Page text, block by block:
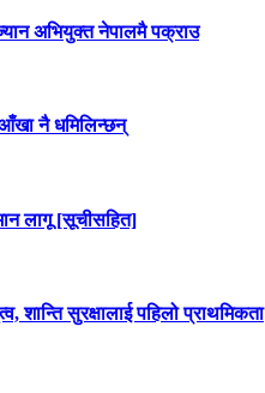
अभियुक्त नेपालमै पक्राउ
आँखा नै धमिलिन्छन्
लागू [सूचीसहित]
शान्ति सुरक्षालाई पहिलो प्राथमिकता